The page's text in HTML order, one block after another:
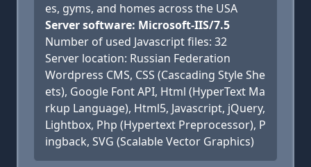
es, gyms, and homes across the USA
Server software: Microsoft-IIS/7.5
Number of used Javascript files: 32
Server location: Russian Federation
Wordpress CMS, CSS (Cascading Style She
ets), Google Font API, Html (HyperText Ma
rkup Language), Html5, Javascript, jQuery,
Lightbox, Php (Hypertext Preprocessor), P
ingback, SVG (Scalable Vector Graphics)